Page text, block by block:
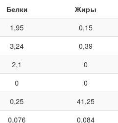
Белки Жиры
1,95 0,15
3,24 0,39
2,1 0
0 0
0,25 41,25
0,076 0,084